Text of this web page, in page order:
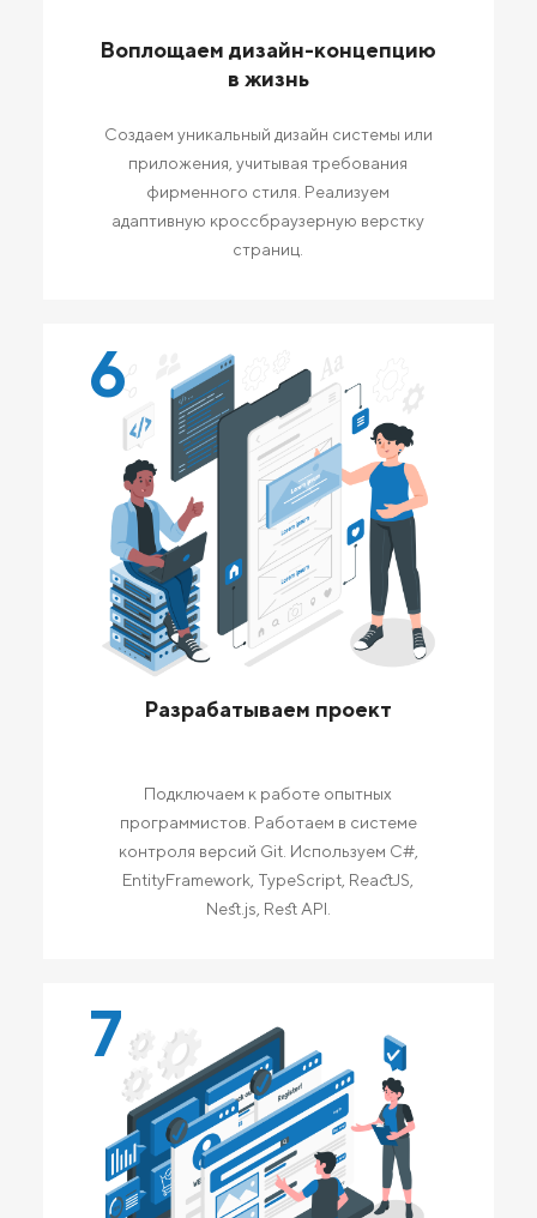
Воплощаем дизайн-концепцию
в жизнь
Создаем уникальный дизайн системы или
приложения, учитывая требования
фирменного стиля. Реализуем
адаптивную кроссбраузерную верстку
страниц.
6
Разрабатываем проект
Подключаем к работе опытных
программистов. Работаем в системе
контроля версий Git. Используем C#,
EntityFramework, TypeScript, ReactJS,
Nest.js, Rest API.
7